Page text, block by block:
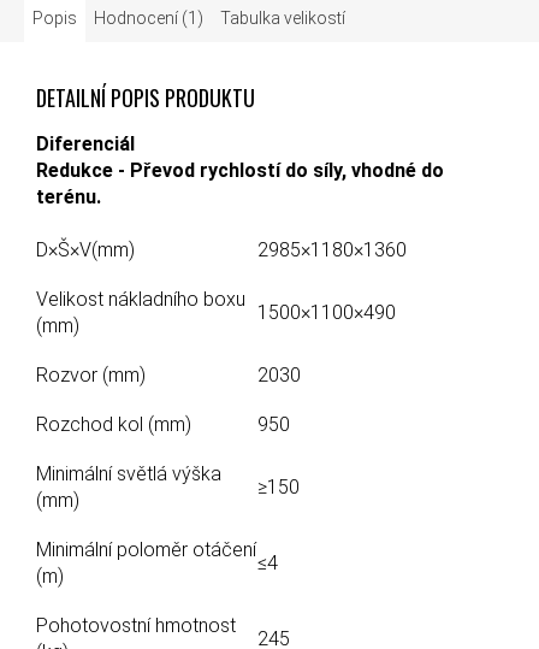
Popis Hodnocení (1) Tabulka velikostí
DETAILNÍ POPIS PRODUKTU
Diferenciál
Redukce - Převod rychlostí do síly, vhodné do
terénu.
D×Š×V(mm) 2985×1180×1360
Velikost nákladního boxu
(mm)
1500×1100×490
Rozvor (mm) 2030
Rozchod kol (mm) 950
Minimální světlá výška
(mm)
≥150
Minimální poloměr otáčení
(m)
≤4
Pohotovostní hmotnost
245